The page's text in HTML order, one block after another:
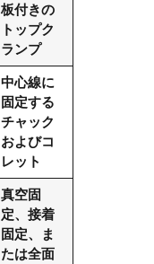
板付きの
トップク
ランプ
中心線に
固定する
チャック
およびコ
レット
真空固
定、接着
固定、ま
たは全面